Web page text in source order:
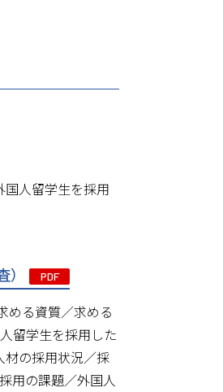
人留学生を採用
PDF
める資質／求める
留学生を採用した
材の採用状況／採
用の課題／外国人